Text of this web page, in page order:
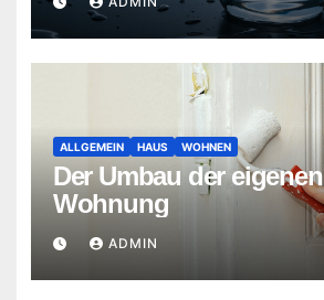
ALLGEMEIN HAUS WOHNEN
Der Umbau der eigenen
Wohnung
ADMIN